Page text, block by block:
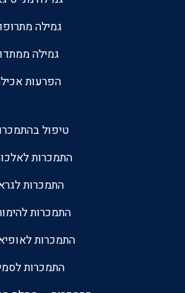
גמילה
גמילה
הפרעות
טיפול
התמכרות
התמכרות
התמכרות
התמכרות
התמכרות